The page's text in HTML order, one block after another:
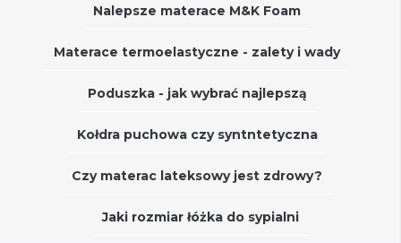
Nalepsze materace M&K Foam
Materace termoelastyczne - zalety i wady
Poduszka - jak wybrać najlepszą
Kołdra puchowa czy syntntetyczna
Czy materac lateksowy jest zdrowy?
Jaki rozmiar łóżka do sypialni